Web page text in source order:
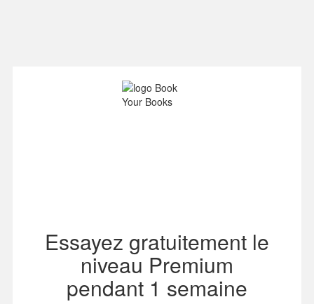
Essayez gratuitement le
niveau Premium
pendant 1 semaine